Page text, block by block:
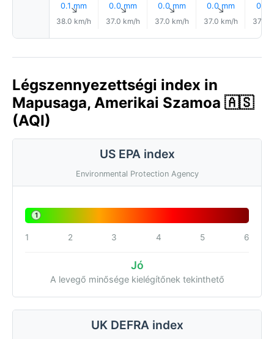
0.1 mm
↑
38.0 km/h
0.0 mm
↑
37.0 km/h
0.0 mm
↑
37.0 km/h
0.0 mm
↑
37.0 km/h
0.1
37.0
Légszennyezettségi index in
Mapusaga, Amerikai Szamoa 🇦🇸
(AQI)
US EPA index
Environmental Protection Agency
1
1 2 3 4 5 6
Jó
A levegő minősége kielégítőnek tekinthető
UK DEFRA index